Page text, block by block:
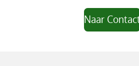
Naar